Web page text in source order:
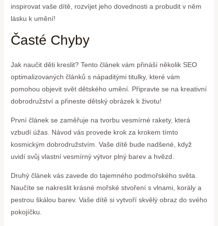
inspirovat vaše dítě, rozvíjet jeho dovednosti a probudit v něm
lásku k umění!
Časté Chyby
Jak naučit děti kreslit? Tento článek vám přináší několik SEO
optimalizovaných článků s nápaditými titulky, které vám
pomohou objevit svět dětského umění. Připravte se na kreativní
dobrodružství a přineste dětský obrázek k životu!
První článek se zaměřuje na tvorbu vesmírné rakety, která
vzbudí úžas. Návod vás provede krok za krokem tímto
kosmickým dobrodružstvím. Vaše dítě bude nadšené, když
uvidí svůj vlastní vesmírný výtvor plný barev a hvězd.
Druhý článek vás zavede do tajemného podmořského světa.
Naučíte se nakreslit krásné mořské stvoření s vlnami, korály a
pestrou škálou barev. Vaše dítě si vytvoří skvělý obraz do svého
pokojíčku.